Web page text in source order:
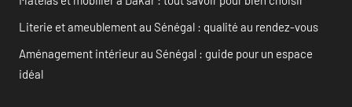
Literie et ameublement au Sénégal : qualité au rendez-vous
Aménagement intérieur au Sénégal : guide pour un espace
idéal